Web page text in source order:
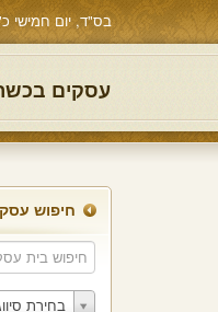
בס"ד, יום חמישי כ"ג
עסקים
חיפוש
בחירת